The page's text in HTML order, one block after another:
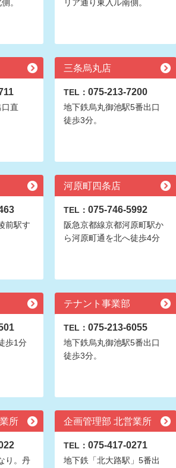
。
リア通り東入ル南側。
直
三条烏丸店
TEL： 075-213-7200
地下鉄烏丸御池駅5番出口
徒歩3分。
前駅す
河原町四条店
TEL： 075-746-5992
阪急京都線京都河原町駅か
ら河原町通を北へ徒歩4分
歩1分
テナント事業部
TEL： 075-213-6055
地下鉄烏丸御池駅5番出口
徒歩3分。
所
り。丹
企画管理部 北営業所
TEL： 075-417-0271
地下鉄「北大路駅」5番出